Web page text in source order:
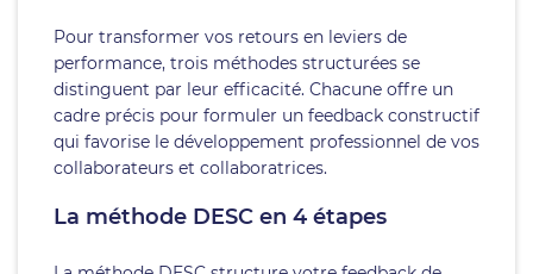
Pour transformer vos retours en leviers de
performance, trois méthodes structurées se
distinguent par leur efficacité. Chacune offre un
cadre précis pour formuler un feedback constructif
qui favorise le développement professionnel de vos
collaborateurs et collaboratrices.
La méthode DESC en 4 étapes